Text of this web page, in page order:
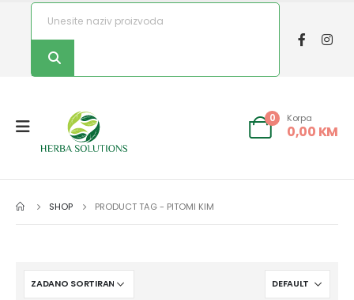
0 Korpa
0,00 KM
SHOP PRODUCT TAG - PITOMI KIM